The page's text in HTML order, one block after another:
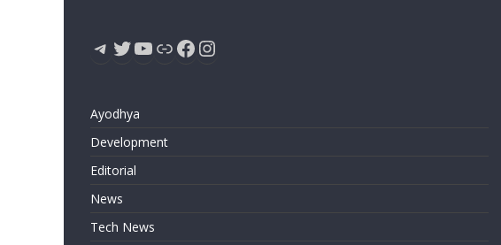
Telegram
Twitter
YouTube
LinkFacebook
Instagram
Ayodhya
Development
Editorial
News
Tech News